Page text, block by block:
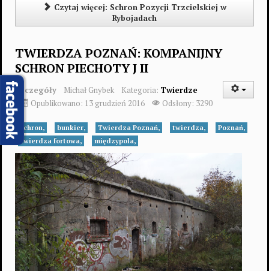
4
Czytaj więcej: Schron Pozycji Trzcielskiej w
Rybojadach
TWIERDZA POZNAŃ: KOMPANIJNY
SCHRON PIECHOTY J II
Szczegóły Michał Gnybek Kategoria: Twierdze
Opublikowano: 13 grudzień 2016
Odsłony: 3290
schron, bunkier, Twierdza Poznań, twierdza,
Poznań,
twierdza fortowa,
międzypola,